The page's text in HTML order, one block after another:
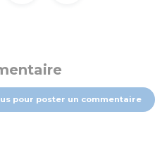
pour poster un commentaire